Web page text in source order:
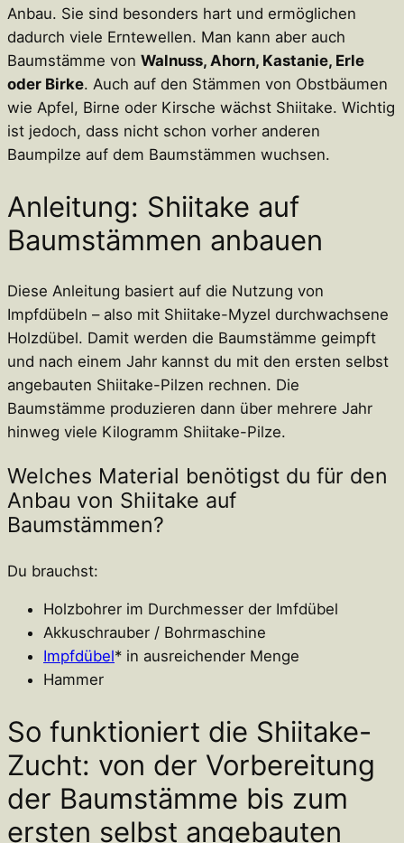
Anbau. Sie sind besonders hart und ermöglichen
dadurch viele Erntewellen. Man kann aber auch
Baumstämme von Walnuss, Ahorn, Kastanie, Erle
oder Birke. Auch auf den Stämmen von Obstbäumen
wie Apfel, Birne oder Kirsche wächst Shiitake. Wichtig
ist jedoch, dass nicht schon vorher anderen
Baumpilze auf dem Baumstämmen wuchsen.
Anleitung: Shiitake auf
Baumstämmen anbauen
Diese Anleitung basiert auf die Nutzung von
Impfdübeln – also mit Shiitake-Myzel durchwachsene
Holzdübel. Damit werden die Baumstämme geimpft
und nach einem Jahr kannst du mit den ersten selbst
angebauten Shiitake-Pilzen rechnen. Die
Baumstämme produzieren dann über mehrere Jahr
hinweg viele Kilogramm Shiitake-Pilze.
Welches Material benötigst du für den
Anbau von Shiitake auf
Baumstämmen?
Du brauchst:
Holzbohrer im Durchmesser der Imfdübel
Akkuschrauber / Bohrmaschine
Impfdübel* in ausreichender Menge
Hammer
So funktioniert die Shiitake-
Zucht: von der Vorbereitung
der Baumstämme bis zum
ersten selbst angebauten